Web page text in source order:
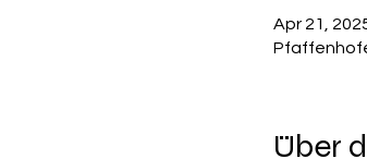
Apr 21,
Über